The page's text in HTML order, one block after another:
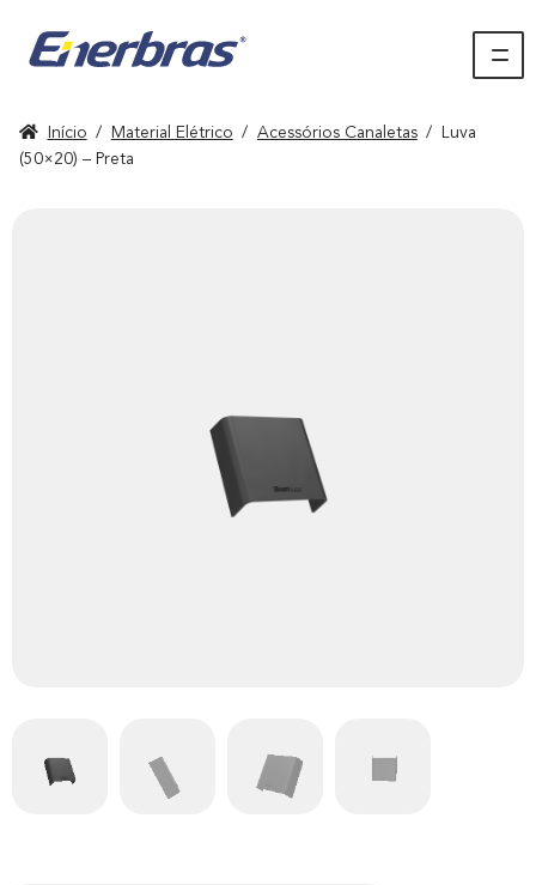
Início / Material Elétrico / Acessórios Canaletas /
Luva
(50×20) – Preta